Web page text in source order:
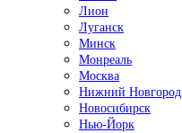
Лион
Луганск
Минск
Монреаль
Москва
Нижний Новгород
Новосибирск
Нью-Йорк